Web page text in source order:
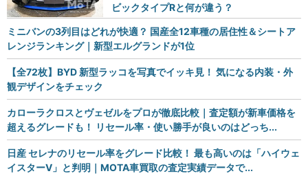
ビックタイプRと何が違う？
ミニバンの3列目はどれが快適？ 国産全12車種の居住性＆シートア
レンジランキング｜新型エルグランドが1位
【全72枚】BYD 新型ラッコを写真でイッキ見！ 気になる内装・外
観デザインをチェック
カローラクロスとヴェゼルをプロが徹底比較｜査定額が新車価格を
超えるグレードも！ リセール率・使い勝手が良いのはどっち...
日産 セレナのリセール率をグレード比較！ 最も高いのは「ハイウェ
イスターV」と判明｜MOTA車買取の査定実績データで...